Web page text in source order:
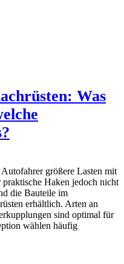
Was
größere Lasten mit
Haken jedoch nicht
die Bauteile im
erhältlich. Arten an
sind optimal für
wählen häufig